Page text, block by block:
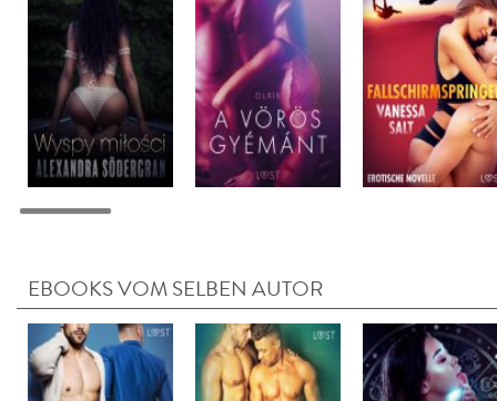
EBOOKS VOM SELBEN AUTOR